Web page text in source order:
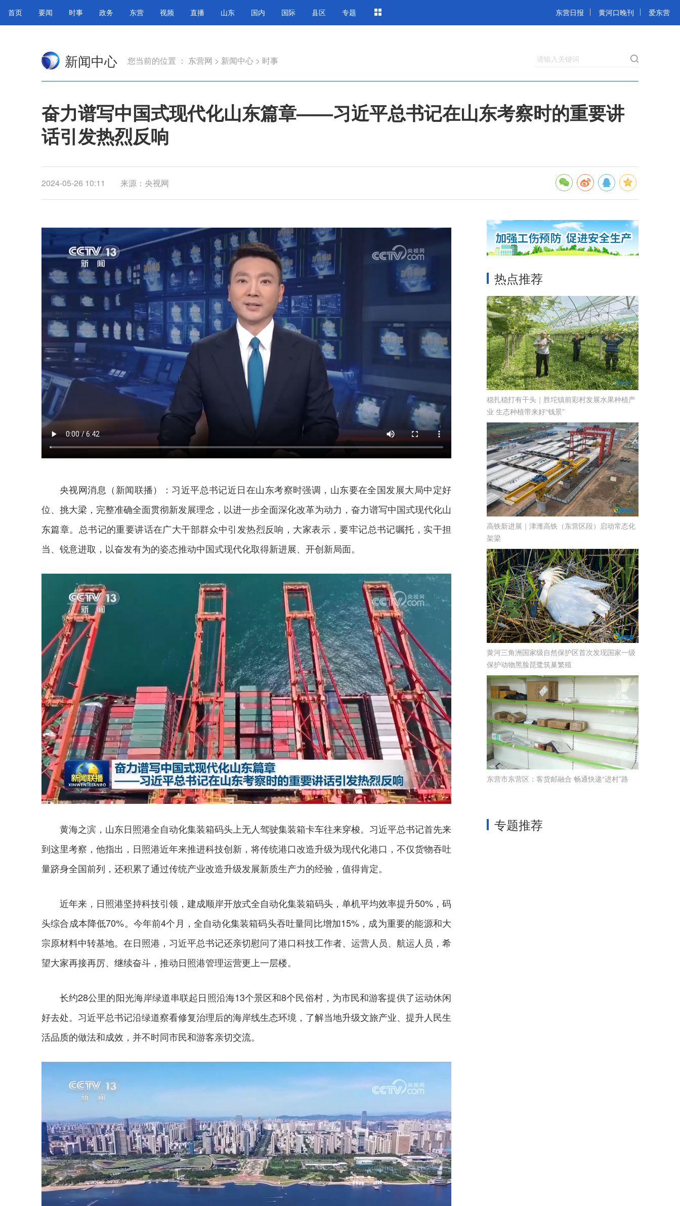
首页 要闻 时事 政务 东营 视频 直播 山东 国内 国际 县区 专题 东营日报 黄河口晚刊 爱东营
新闻中心 您当前的位置 ： 东营网 > 新闻中心 > 时事 请输入关键词
奋力谱写中国式现代化山东篇章——习近平总书记在山东考察时的重要讲
话引发热烈反响
2024-05-26 10:11 来源：央视网
央视网消息（新闻联播）：习近平总书记近日在山东考察时强调，山东要在全国发展大局中定好
位、挑大梁，完整准确全面贯彻新发展理念，以进一步全面深化改革为动力，奋力谱写中国式现代化山
东篇章。总书记的重要讲话在广大干部群众中引发热烈反响，大家表示，要牢记总书记嘱托，实干担
当、锐意进取，以奋发有为的姿态推动中国式现代化取得新进展、开创新局面。
黄海之滨，山东日照港全自动化集装箱码头上无人驾驶集装箱卡车往来穿梭。习近平总书记首先来
到这里考察，他指出，日照港近年来推进科技创新，将传统港口改造升级为现代化港口，不仅货物吞吐
量跻身全国前列，还积累了通过传统产业改造升级发展新质生产力的经验，值得肯定。
近年来，日照港坚持科技引领，建成顺岸开放式全自动化集装箱码头，单机平均效率提升50%，码
头综合成本降低70%。今年前4个月，全自动化集装箱码头吞吐量同比增加15%，成为重要的能源和大
宗原材料中转基地。在日照港，习近平总书记还亲切慰问了港口科技工作者、运营人员、航运人员，希
望大家再接再厉、继续奋斗，推动日照港管理运营更上一层楼。
长约28公里的阳光海岸绿道串联起日照沿海13个景区和8个民俗村，为市民和游客提供了运动休闲
好去处。习近平总书记沿绿道察看修复治理后的海岸线生态环境，了解当地升级文旅产业、提升人民生
活品质的做法和成效，并不时同市民和游客亲切交流。
热点推荐
稳扎稳打有干头｜胜坨镇前彩村发展水果种植产
业 生态种植带来好“钱景”
高铁新进展｜津潍高铁（东营区段）启动常态化
架梁
黄河三角洲国家级自然保护区首次发现国家一级
保护动物黑脸琵鹭筑巢繁殖
东营市东营区：客货邮融合 畅通快递“进村”路
专题推荐